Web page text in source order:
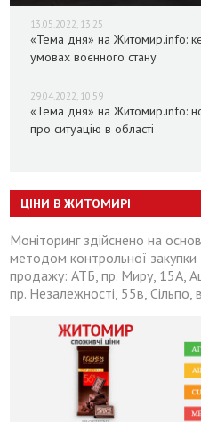
13.05.2022, 13:25
«Тема дня» на Житомир.info:
умовах воєнного стану
29.04.2022, 10:59
«Тема дня» на Житомир.info:
про ситуацію в області
ЦІНИ В ЖИТОМИРІ
Моніторинг здійснено на
методом контрольної закупки
продажу: АТБ, пр. Миру, 15А,
пр. Незалежності, 55в, Сільпо,